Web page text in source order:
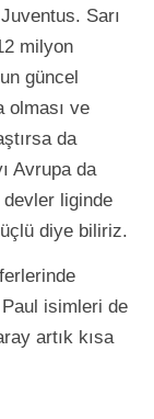
Sarı
milyon
güncel
olması ve
da
Avrupa da
devler liginde
diye biliriz.
isimleri de
artık kısa